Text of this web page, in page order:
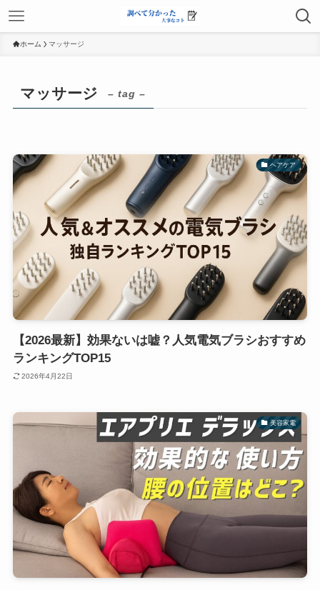
ホーム マッサージ
マッサージ – tag –
ヘアケア
【2026最新】効果ないは嘘？人気電気ブラシおすすめ
ランキングTOP15
2026年4月22日
美容家電